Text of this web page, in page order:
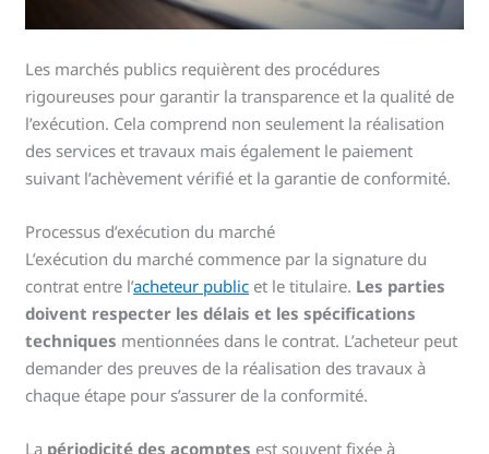
Les marchés publics requièrent des procédures
rigoureuses pour garantir la transparence et la qualité de
l’exécution. Cela comprend non seulement la réalisation
des services et travaux mais également le paiement
suivant l’achèvement vérifié et la garantie de conformité.
Processus d’exécution du marché
L’exécution du marché commence par la signature du
contrat entre l’acheteur public et le titulaire. Les parties
doivent respecter les délais et les spécifications
techniques mentionnées dans le contrat. L’acheteur peut
demander des preuves de la réalisation des travaux à
chaque étape pour s’assurer de la conformité.
La périodicité des acomptes est souvent fixée à